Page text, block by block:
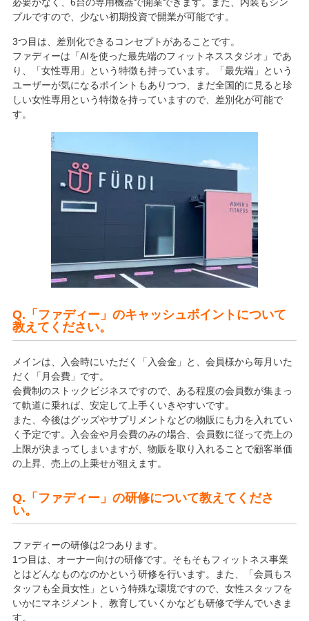
プルですので、少ない初期投資で開業が可能です。
3つ目は、差別化できるコンセプトがあることです。
ファディーは「AIを使った最先端のフィットネススタジオ」であ
り、「女性専用」という特徴も持っています。「最先端」という
ユーザーが気になるポイントもありつつ、まだ全国的に見ると珍
しい女性専用という特徴を持っていますので、差別化が可能で
す。
Q.「ファディー」のキャッシュポイントについて
教えてください。
メインは、入会時にいただく「入会金」と、会員様から毎月いた
だく「月会費」です。
会費制のストックビジネスですので、ある程度の会員数が集まっ
て軌道に乗れば、安定して上手くいきやすいです。
また、今後はグッズやサプリメントなどの物販にも力を入れてい
く予定です。入会金や月会費のみの場合、会員数に従って売上の
上限が決まってしまいますが、物販を取り入れることで顧客単価
の上昇、売上の上乗せが狙えます。
Q.「ファディー」の研修について教えてくださ
い。
ファディーの研修は2つあります。
1つ目は、オーナー向けの研修です。そもそもフィットネス事業
とはどんなものなのかという研修を行います。また、「会員もス
タッフも全員女性」という特殊な環境ですので、女性スタッフを
いかにマネジメント、教育していくかなども研修で学んでいきま
す。